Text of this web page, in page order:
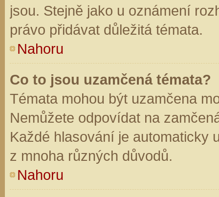
jsou. Stejně jako u oznámení
právo přidávat důležitá témata.
Nahoru
Co to jsou uzamčená témata?
Témata mohou být uzamčena
Nemůžete odpovídat na
Každé hlasování je automaticky
z mnoha různých důvodů.
Nahoru